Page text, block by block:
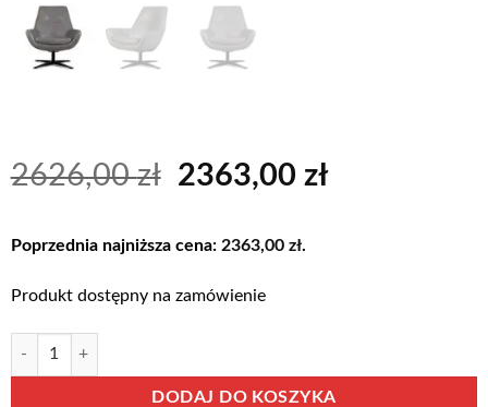
2626,00zł Pierwotna
wynosiła:
2363,00złAktualna
Poprzednia najniższa cena: 2363,00 zł.
Produkt dostępny na zamówienie
ilość SHOUT - ekskluzywny, obrotowy fotel - Bydgoskie Meble
DODAJ DO KOSZYKA
Alternative: